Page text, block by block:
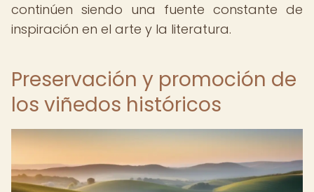
continúen siendo una fuente constante de
inspiración en el arte y la literatura.
Preservación y promoción de
los viñedos históricos